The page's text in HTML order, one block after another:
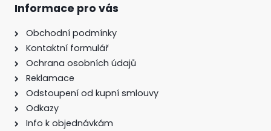
Informace pro vás
Obchodní podmínky
Kontaktní formulář
Ochrana osobních údajů
Reklamace
Odstoupení od kupní smlouvy
Odkazy
Info k objednávkám